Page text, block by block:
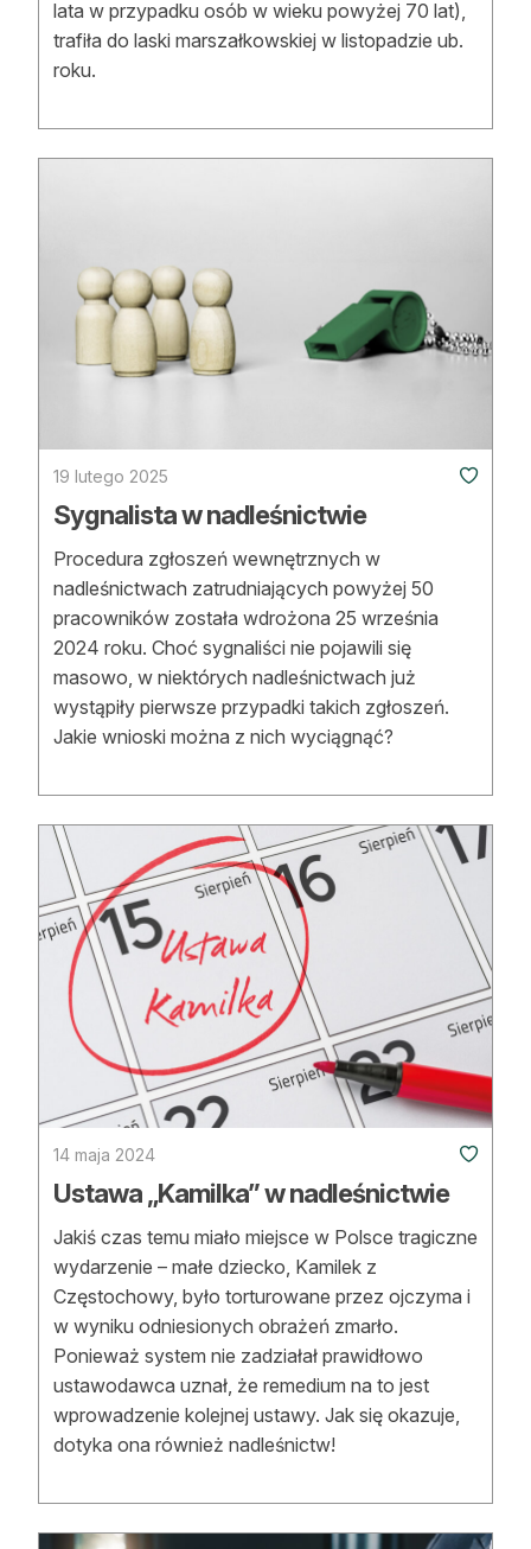
lata w przypadku osób w wieku powyżej 70 lat),
trafiła do laski marszałkowskiej w listopadzie ub.
roku.
19 lutego 2025
Sygnalista w nadleśnictwie
Procedura zgłoszeń wewnętrznych w
nadleśnictwach zatrudniających powyżej 50
pracowników została wdrożona 25 września
2024 roku. Choć sygnaliści nie pojawili się
masowo, w niektórych nadleśnictwach już
wystąpiły pierwsze przypadki takich zgłoszeń.
Jakie wnioski można z nich wyciągnąć?
14 maja 2024
Ustawa „Kamilka” w nadleśnictwie
Jakiś czas temu miało miejsce w Polsce tragiczne
wydarzenie – małe dziecko, Kamilek z
Częstochowy, było torturowane przez ojczyma i
w wyniku odniesionych obrażeń zmarło.
Ponieważ system nie zadziałał prawidłowo
ustawodawca uznał, że remedium na to jest
wprowadzenie kolejnej ustawy. Jak się okazuje,
dotyka ona również nadleśnictw!